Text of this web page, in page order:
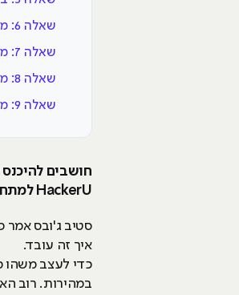
שאלה 6: מהם ממשקים דיגיטליים?
שאלה 7: מה התוצרים הגרפיים שמעצבים יוצרים?
שאלה 8: מה עושות הטכנולוגיות החדשות?
שאלה 9: מה מקומות העבודה הפוטנציאליים בתעשייה?
חושבים
HackerU למתחילים ולמתעניינים מציג לכם תשובות ל-9 שאלות נפוצות + 38 מושגים שחייבים להכיר.
סטיב ג'ובס אמר
איך זה עובד.
כדי לעצב משהו
במהירות. רוב